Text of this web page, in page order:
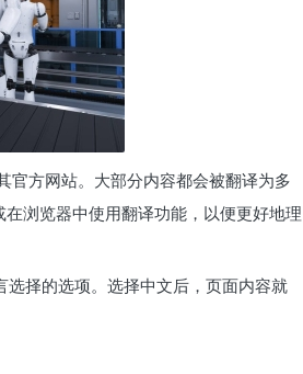
官方网站。大部分内容都会被翻译为多
浏览器中使用翻译功能，以便更好地理
选择的选项。选择中文后，页面内容就